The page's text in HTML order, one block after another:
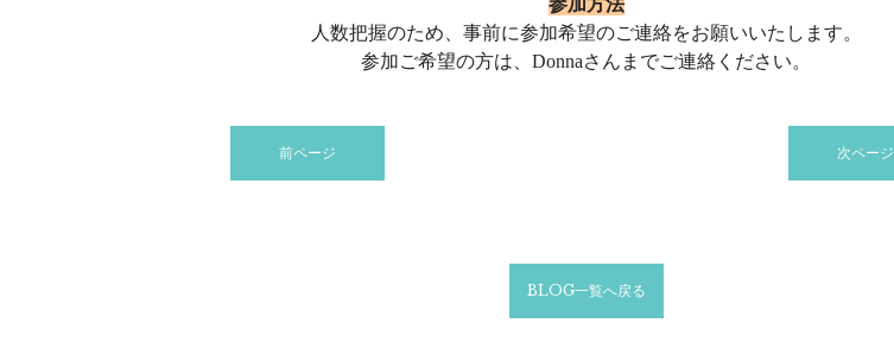
参加方法
人数把握のため、事前に参加希望のご連絡をお願いいたします。
参加ご希望の方は、Donnaさんまでご連絡ください。
前ページ 次ページ
BLOG一覧へ戻る